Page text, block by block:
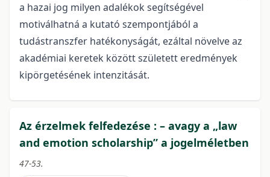
a hazai jog milyen adalékok segítségével
motiválhatná a kutató szempontjából a
tudástranszfer hatékonyságát, ezáltal növelve az
akadémiai keretek között született eredmények
kipörgetésének intenzitását.
Az érzelmek felfedezése : – avagy a „law
and emotion scholarship” a jogelméletben
47-53.